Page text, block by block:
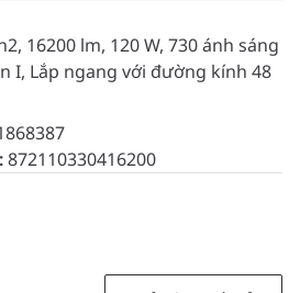
16200 lm, 120 W, 730 ánh sáng
I, Lắp ngang với đường kính 48
872110330416200